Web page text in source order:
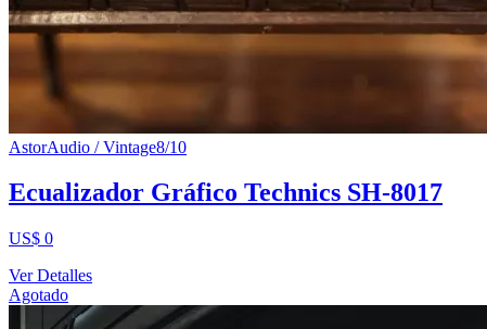
AstorAudio / Vintage8/10
Ecualizador Gráfico Technics SH-8017
US$ 0
Ver Detalles
Agotado